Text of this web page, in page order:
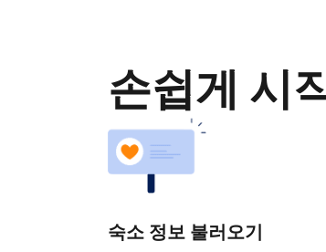
손쉽게 시
숙소 정보 불러오기